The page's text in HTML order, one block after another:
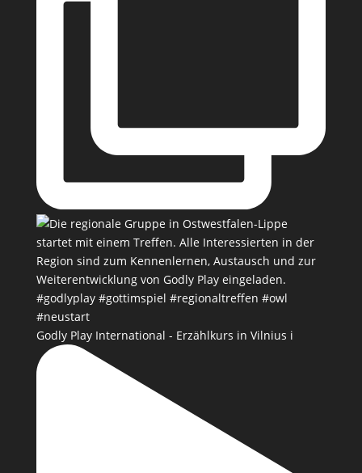
Godly Play International - Erzählkurs in Vilnius i